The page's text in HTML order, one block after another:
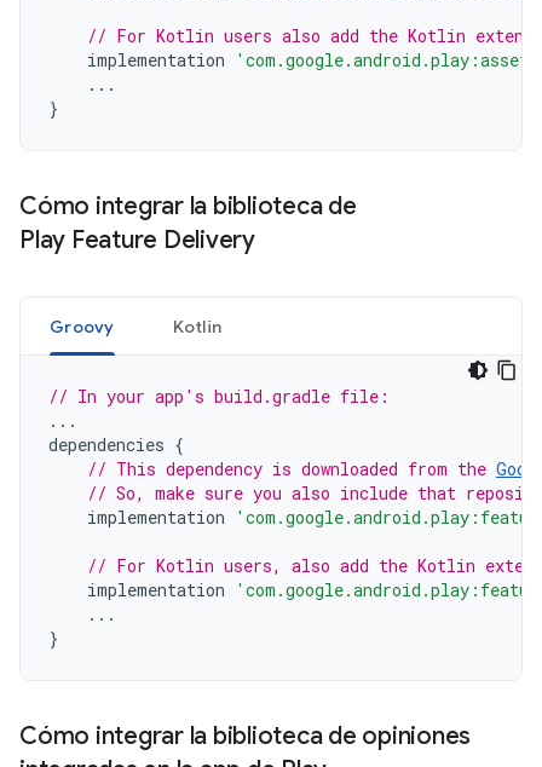
// For Kotlin users also add the Kotlin
implementation
...
}
Cómo integrar la biblioteca de
Play Feature Delivery
Groovy Kotlin
// In your app's build.gradle file:
...
dependencies {
// This dependency is downloaded from the
// So, make sure you also include that
implementation
// For Kotlin users, also add the Kotlin
implementation
...
}
Cómo integrar la biblioteca de opiniones